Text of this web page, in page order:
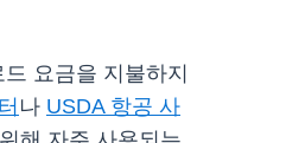
요금을 지불하지
나 USDA 항공 사